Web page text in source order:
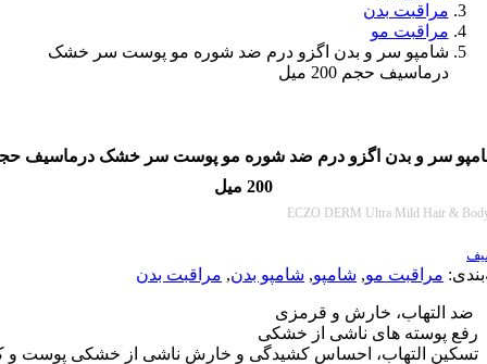
مراقبت بدن
مراقبت مو
شامپو سر و بدن اگزو درم ضد شوره مو پوست سر خشک
درماسیف حجم 200 میل
سر و بدن اگزو درم ضد شوره مو پوست سر خشک درماسیف حجم
ECZO DERM Ultra Mild Hair
مراقبت مو,شامپو,شامپو بدن, مراقبت بدن
خارش و قرمزی
پوسته های ناشی از خشکی
التهاب، احساس کشیدگی و خارش ناشی از خشکی پوست و کف